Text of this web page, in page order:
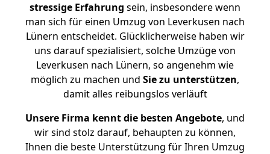
stressige Erfahrung sein, insbesondere wenn
man sich für einen Umzug von Leverkusen nach
Lünern entscheidet. Glücklicherweise haben wir
uns darauf spezialisiert, solche Umzüge von
Leverkusen nach Lünern, so angenehm wie
möglich zu machen und Sie zu unterstützen,
damit alles reibungslos verläuft
Unsere Firma kennt die besten Angebote, und
wir sind stolz darauf, behaupten zu können,
Ihnen die beste Unterstützung für Ihren Umzug